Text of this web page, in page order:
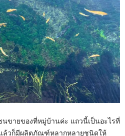
นขายของที่หมู่บ้านค่ะ แถวนี้เป็นอะไรที่
ล้วก็มีผลิตภัณฑ์หลากหลายชนิดให้